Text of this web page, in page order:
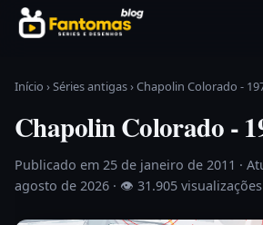
Pular para o conteúdo
Início ›Séries antigas›Chapolin Colorado -
Chapolin Colorado -
Publicado em 25 de janeiro de 2011 ·
agosto de 2026 · 👁 31.905 visualizações